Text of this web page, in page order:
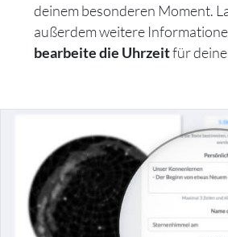
deinem besonderen Moment.
außerdem weitere
bearbeite die Uhrzeitfür